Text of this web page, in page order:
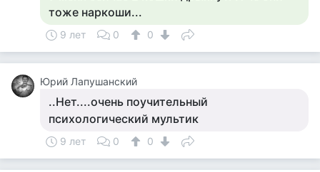
тоже наркоши...
9 лет 0 0
Юрий Лапушанский
..Нет....очень поучительный
психологический мультик
9 лет 0 0